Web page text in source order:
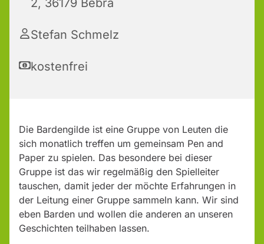
2, 36179 Bebra
Stefan Schmelz
kostenfrei
Die Bardengilde ist eine Gruppe von Leuten die
sich monatlich treffen um gemeinsam Pen and
Paper zu spielen. Das besondere bei dieser
Gruppe ist das wir regelmäßig den Spielleiter
tauschen, damit jeder der möchte Erfahrungen in
der Leitung einer Gruppe sammeln kann. Wir sind
eben Barden und wollen die anderen an unseren
Geschichten teilhaben lassen.